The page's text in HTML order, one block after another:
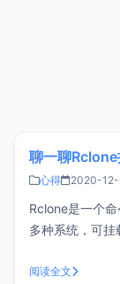
聊一聊
心得 2020-12-
Rclone是一个
多种系统，可
装Rclone这篇
阅读全文